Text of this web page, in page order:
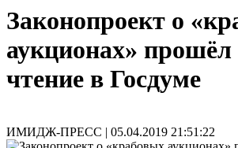
Законопроект о
аукционах» прошёл
чтение в Госдуме
ИМИДЖ-ПРЕСС | 05.04.2019 21:51:22